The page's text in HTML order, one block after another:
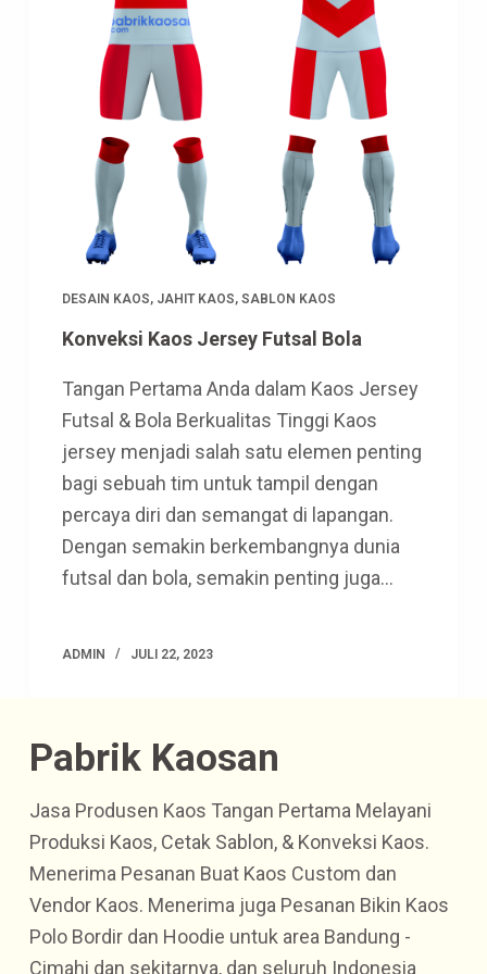
DESAIN KAOS, JAHIT KAOS, SABLON KAOS
Konveksi Kaos Jersey Futsal Bola
Tangan Pertama Anda dalam Kaos Jersey
Futsal & Bola Berkualitas Tinggi Kaos
jersey menjadi salah satu elemen penting
bagi sebuah tim untuk tampil dengan
percaya diri dan semangat di lapangan.
Dengan semakin berkembangnya dunia
futsal dan bola, semakin penting juga…
ADMIN JULI 22, 2023
Pabrik Kaosan
Jasa Produsen Kaos Tangan Pertama Melayani
Produksi Kaos, Cetak Sablon, & Konveksi Kaos.
Menerima Pesanan Buat Kaos Custom dan
Vendor Kaos. Menerima juga Pesanan Bikin Kaos
Polo Bordir dan Hoodie untuk area Bandung -
Cimahi dan sekitarnya, dan seluruh Indonesia